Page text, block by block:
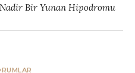
Nadir Bir Yunan Hipodromu